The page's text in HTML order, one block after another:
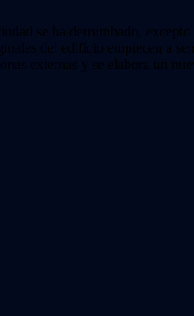
se ha derrumbado,
del edificio empiecen a
externas y se elabora un